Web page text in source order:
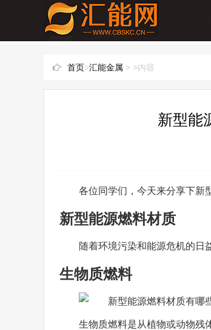
首页>汇能金属 > >内容
新型能
各位同学们，今天来分享下新
新型能源燃料材质
随着环境污染和能源危机的日
生物质燃料
生物质燃料是从植物或动物残